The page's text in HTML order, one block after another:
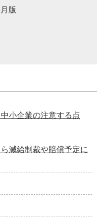
版
小企業の注意する点
減給制裁や賠償予定に